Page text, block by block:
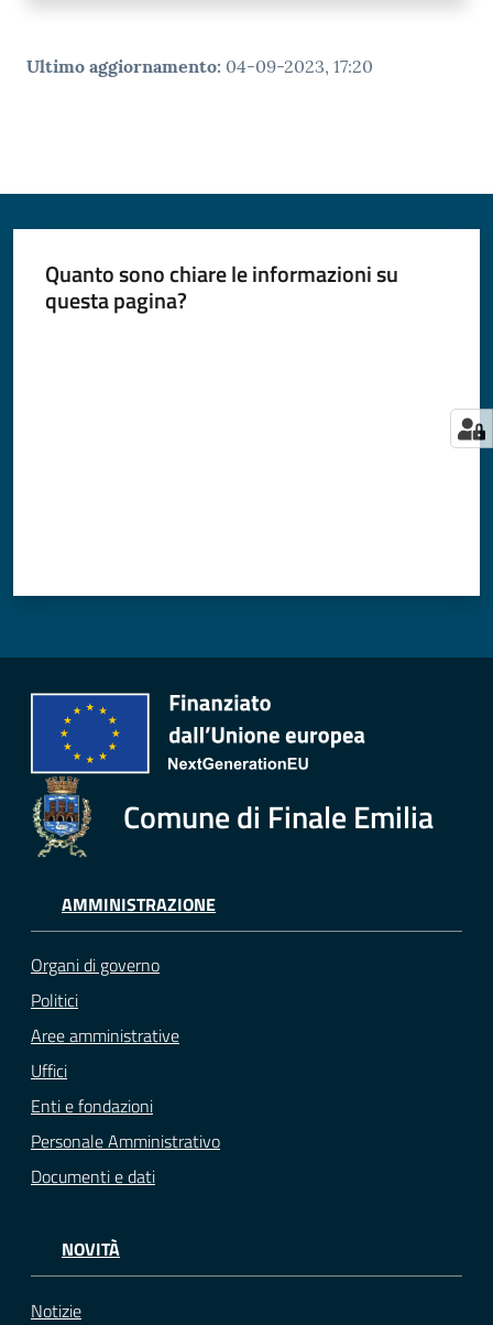
Ultimo aggiornamento: 04-09-2023, 17:20
Quanto sono chiare le informazioni su
questa pagina?
Comune di Finale Emilia
AMMINISTRAZIONE
Organi di governo
Politici
Aree amministrative
Uffici
Enti e fondazioni
Personale Amministrativo
Documenti e dati
NOVITÀ
Notizie